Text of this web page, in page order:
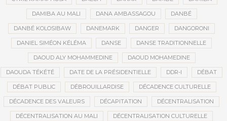
DAMIBA AU MALI DANA AMBASSAGOU DANBÉ
DANBÉ KOLOSIBAW DANEMARK DANGER DANGORONI
DANIEL SIMÉON KÉLÉMA DANSE DANSE TRADITIONNELLE
DAOUD ALY MOHAMMEDINE DAOUD MOHAMEDINE
DAOUDA TÉKÉTÉ DATE DE LA PRÉSIDENTIELLE DDR-I DÉBAT
DÉBAT PUBLIC DÉBROUILLARDISE DÉCADENCE CULTURELLE
DÉCADENCE DES VALEURS DÉCAPITATION DÉCENTRALISATION
DÉCENTRALISATION AU MALI DÉCENTRALISATION CULTURELLE